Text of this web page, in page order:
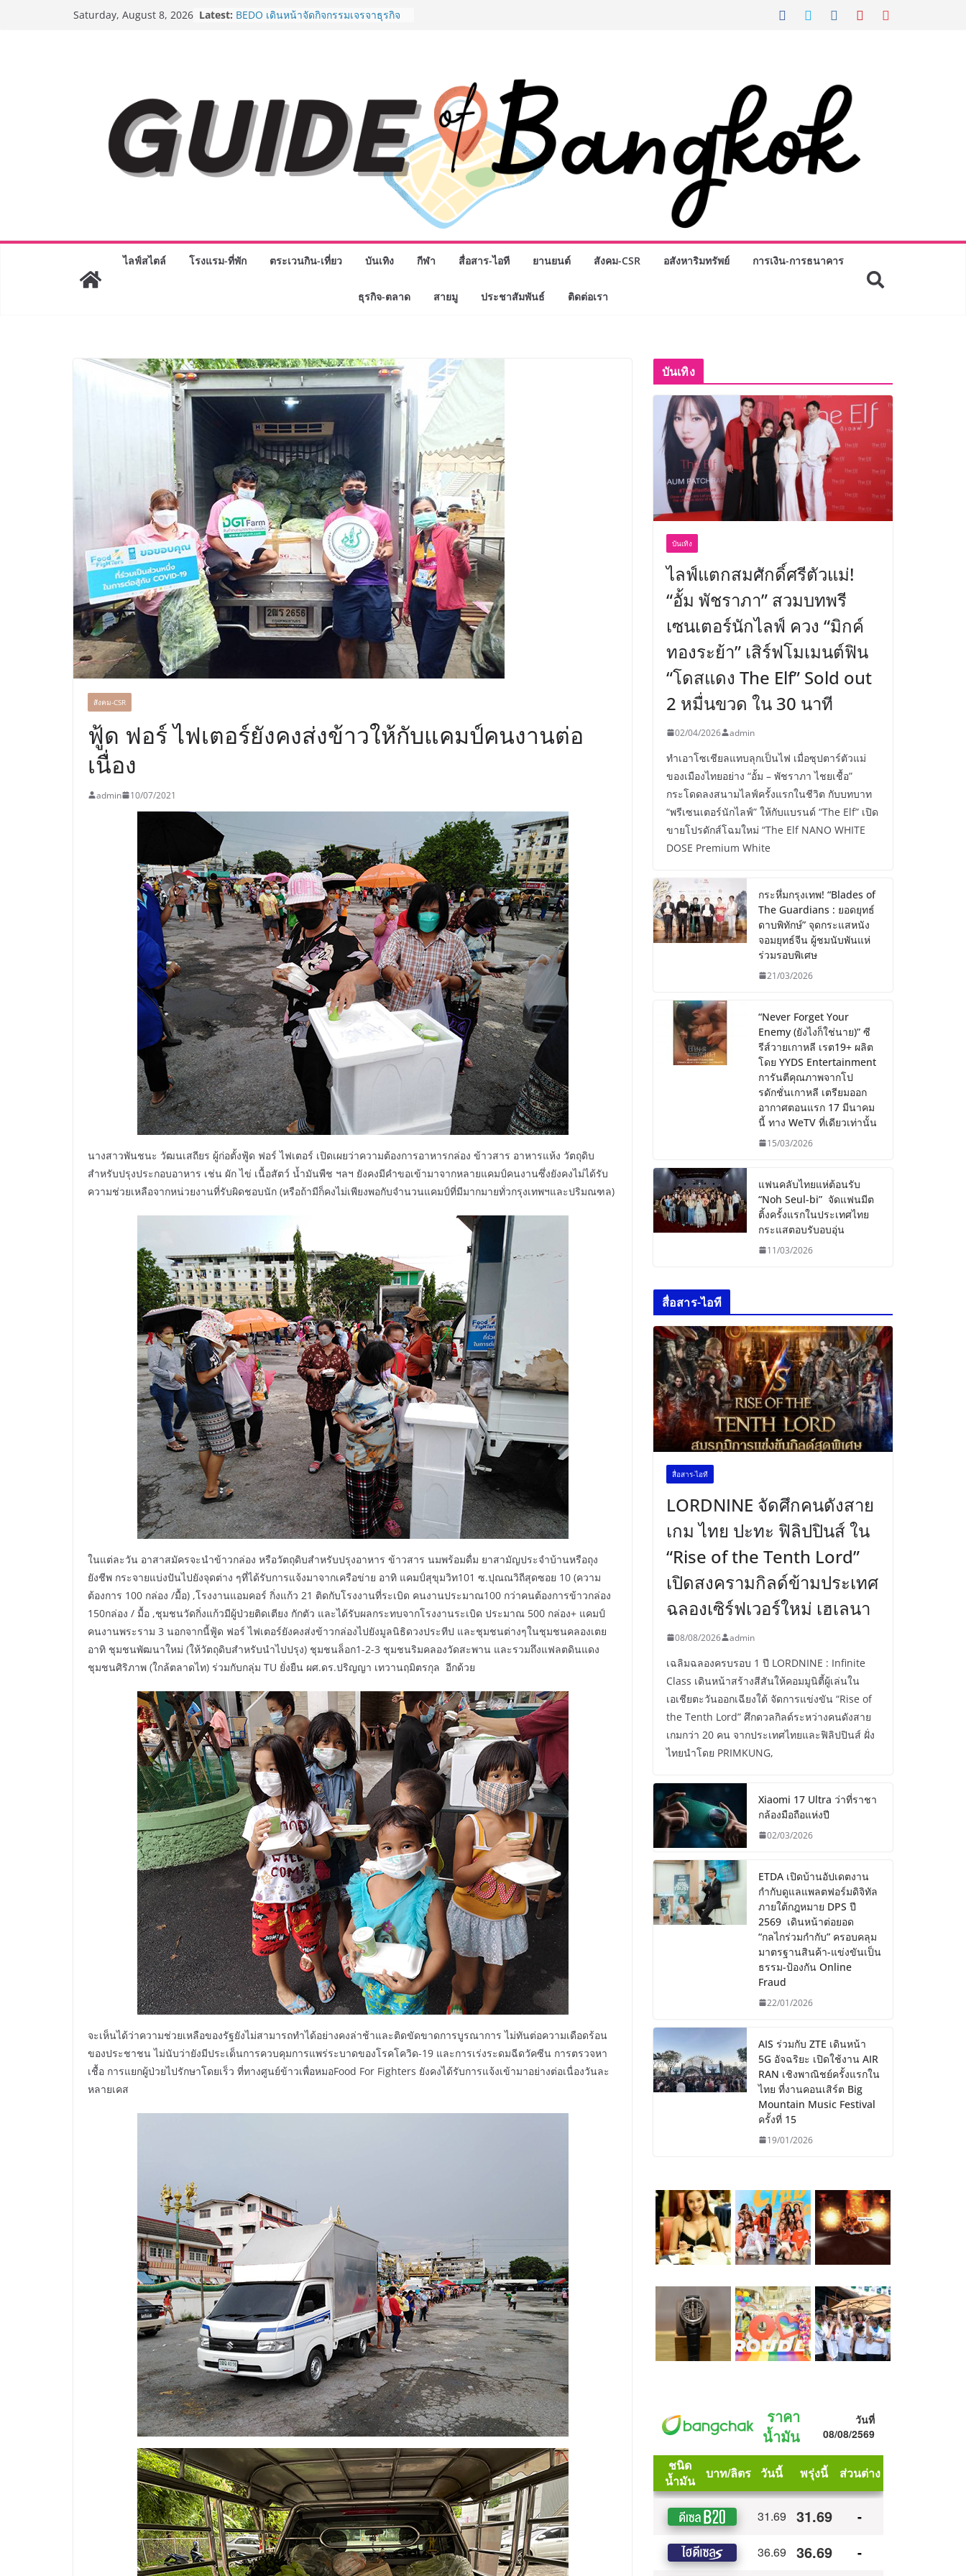
Saturday, August 8, 2026 Latest: AirAsia X SEE FAH พันธมิตรทางธุรกิจ
ระดับผลิตภัณฑ์ท้องถิ่นสู่ตลาดเชิง
พาณิชย์อย่างยั่งยืน
LORDNINE จัดศึกคนดังสายเกม ไทย
ปะทะ ฟิลิปปินส์ ใน “Rise of the Tenth
Lord” เปิดสงครามกิลด์ข้ามประเทศ
ฉลองเซิร์ฟเวอร์ใหม่ เฮเลนา
Guangzhou Yinghao School เผยวิสัย
ทัศน์การศึกษาที่พร้อมรับอนาคต “เราไม่
เขาให้พร้อมเป็นผู้กำหนดอนาคต”
8.8 “ซูเลียน” รวมพลังนักธุรกิจทั่ว
พร้อมฟรีคอนเสิร์ต “โชค รถแห่” ยกวง
ไลฟ์สไตล์ โรงแรม-ที่พัก ตระเวนกิน-เที่ยว บันเทิง กีฬา สื่อสาร-ไอที ยานยนต์ สังคม-CSR อสังหาริมทรัพย์ การเงิน-การธนาคาร
ธุรกิจ-ตลาด สายมู ประชาสัมพันธ์ ติดต่อเรา
สังคม-CSR
ฟู้ด ฟอร์ ไฟเตอร์ยังคงส่งข้าวให้กับแคมป์คนงานต่อ
เนื่อง
admin 10/07/2021
นางสาวพันชนะ วัฒนเสถียร ผู้ก่อตั้งฟู้ด ฟอร์ ไฟเตอร์ เปิดเผยว่าความต้องการอาหารกล่อง ข้าวสาร อาหารแห้ง วัตถุดิบ
สำหรับปรุงประกอบอาหาร เช่น ผัก ไข่ เนื้อสัตว์ น้ำมันพืช ฯลฯ ยังคงมีคำขอเข้ามาจากหลายแคมป์คนงานซึ่งยังคงไม่ได้รับ
ความช่วยเหลือจากหน่วยงานที่รับผิดชอบนัก (หรือถ้ามีก็คงไม่เพียงพอกับจำนวนแคมป์ที่มีมากมายทั่วกรุงเทพฯและปริมณฑล)
ในแต่ละวัน อาสาสมัครจะนำข้าวกล่อง หรือวัตถุดิบสำหรับปรุงอาหาร ข้าวสาร นมพร้อมดื่ม ยาสามัญประจำบ้านหรือถุง
ยังชีพ กระจายแบ่งปันไปยังจุดต่าง ๆที่ได้รับการแจ้งมาจากเครือข่าย อาทิ แคมป์สุขุมวิท101 ซ.ปุณณวิถีสุดซอย 10 (ความ
ต้องการ 100 กล่อง /มื้อ) ,โรงงานแอมคอร์ กิ่งแก้ว 21 ติดกับโรงงานที่ระเบิด คนงานประมาณ100 กว่าคนต้องการข้าวกล่อง
150กล่อง / มื้อ ,ชุมชนวัดกิ่งแก้วมีผู้ป่วยติดเตียง กักตัว และได้รับผลกระทบจากโรงงานระเบิด ประมาณ 500 กล่อง+ แคมป์
คนงานพระราม 3 นอกจากนี้ฟู้ด ฟอร์ ไฟเตอร์ยังคงส่งข้าวกล่องไปยังมูลนิธิดวงประทีป และชุมชนต่างๆในชุมชนคลองเตย
อาทิ ชุมชนพัฒนาใหม่ (ให้วัตถุดิบสำหรับนำไปปรุง) ชุมชนล็อก1-2-3 ชุมชนริมคลองวัดสะพาน และรวมถึงแฟลตดินแดง
ชุมชนศิริภาพ (ใกล้ตลาดไท) ร่วมกับกลุ่ม TU ยั่งยืน ผศ.ดร.ปริญญา เทวานฤมิตรกุล อีกด้วย
จะเห็นได้ว่าความช่วยเหลือของรัฐยังไม่สามารถทำได้อย่างคงล่าช้าและติดขัดขาดการบูรณาการ ไม่ทันต่อความเดือดร้อน
ของประชาชน ไม่นับว่ายังมีประเด็นการควบคุมการแพร่ระบาดของโรคโควิด-19 และการเร่งระดมฉีดวัคซีน การตรวจหา
เชื้อ การแยกผู้ป่วยไปรักษาโดยเร็ว ที่ทางศูนย์ข้าวเพื่อหมอFood For Fighters ยังคงได้รับการแจ้งเข้ามาอย่างต่อเนื่องวันละ
หลายเคส
บันเทิง
บันเทิง
ไลฟ์แตกสมศักดิ์ศรีตัวแม่!
“อั้ม พัชราภา” สวมบทพรี
เซนเตอร์นักไลฟ์ ควง “มิกค์
ทองระย้า” เสิร์ฟโมเมนต์ฟิน
“โดสแดง The Elf” Sold out
2 หมื่นขวด ใน 30 นาที
02/04/2026 admin
ทำเอาโซเชียลแทบลุกเป็นไฟ เมื่อซุปตาร์ตัวแม่
ของเมืองไทยอย่าง “อั้ม – พัชราภา ไชยเชื้อ”
กระโดดลงสนามไลฟ์ครั้งแรกในชีวิต กับบทบาท
“พรีเซนเตอร์นักไลฟ์” ให้กับแบรนด์ “The Elf” เปิด
ขายโปรดักส์โฉมใหม่ “The Elf NANO WHITE
DOSE Premium White
กระหึ่มกรุงเทพ! “Blades of
The Guardians : ยอดยุทธ์
ดาบพิทักษ์” จุดกระแสหนัง
จอมยุทธ์จีน ผู้ชมนับพันแห่
ร่วมรอบพิเศษ
21/03/2026
“Never Forget Your
Enemy (ยังไงก็ใช่นาย)” ซี
รีส์วายเกาหลี เรต19+ ผลิต
โดย YYDS Entertainment
การันตีคุณภาพจากโป
รดักชั่นเกาหลี เตรียมออก
อากาศตอนแรก 17 มีนาคม
นี้ ทาง WeTV ที่เดียวเท่านั้น
15/03/2026
แฟนคลับไทยแห่ต้อนรับ
“Noh Seul-bi” จัดแฟนมีต
ติ้งครั้งแรกในประเทศไทย
กระแสตอบรับอบอุ่น
11/03/2026
สื่อสาร-ไอที
สื่อสาร-ไอที
LORDNINE จัดศึกคนดังสาย
เกม ไทย ปะทะ ฟิลิปปินส์ ใน
“Rise of the Tenth Lord”
เปิดสงครามกิลด์ข้ามประเทศ
ฉลองเซิร์ฟเวอร์ใหม่ เฮเลนา
08/08/2026 admin
เฉลิมฉลองครบรอบ 1 ปี LORDNINE : Infinite
Class เดินหน้าสร้างสีสันให้คอมมูนิตี้ผู้เล่นใน
เอเชียตะวันออกเฉียงใต้ จัดการแข่งขัน “Rise of
the Tenth Lord” ศึกดวลกิลด์ระหว่างคนดังสาย
เกมกว่า 20 คน จากประเทศไทยและฟิลิปปินส์ ฝั่ง
ไทยนำโดย PRIMKUNG,
Xiaomi 17 Ultra ว่าที่ราชา
กล้องมือถือแห่งปี
02/03/2026
ETDA เปิดบ้านอัปเดตงาน
กำกับดูแลแพลตฟอร์มดิจิทัล
ภายใต้กฎหมาย DPS ปี
2569 เดินหน้าต่อยอด
“กลไกร่วมกำกับ” ครอบคลุม
มาตรฐานสินค้า-แข่งขันเป็น
ธรรม-ป้องกัน Online
Fraud
22/01/2026
AIS ร่วมกับ ZTE เดินหน้า
5G อัจฉริยะ เปิดใช้งาน AIR
RAN เชิงพาณิชย์ครั้งแรกใน
ไทย ที่งานคอนเสิร์ต Big
Mountain Music Festival
ครั้งที่ 15
19/01/2026